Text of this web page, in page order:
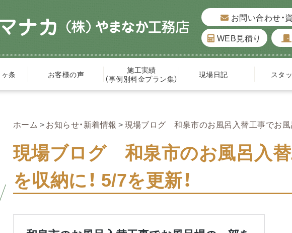
お問い合わせ・
WEB見積り
条 お客様の声
施工実績
（事例別料金プラン集）
現場日記 スタ
ホーム お知らせ・新着情報 現場ブログ 和泉市のお風呂入替工事でお風
現場ブログ 和泉市のお風呂入
を収納に！ 5/7を更新！